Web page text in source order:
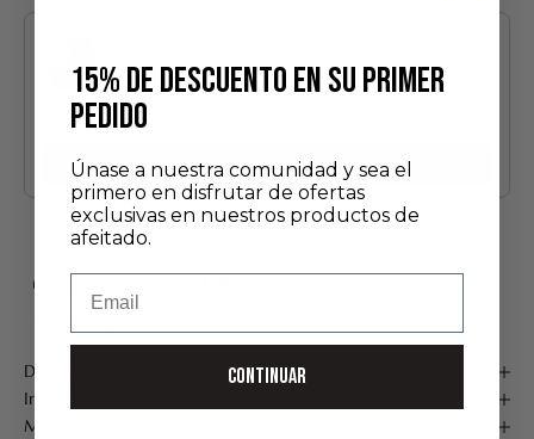
Edición Descubrimiento
Añadir
Descripción
Instrucciones de uso
Mantenimiento
15% DE DESCUENTO EN SU PRIMER
PEDIDO
Únase a nuestra comunidad y sea el
primero en disfrutar de ofertas
exclusivas en nuestros productos de
afeitado.
CONTINUAR